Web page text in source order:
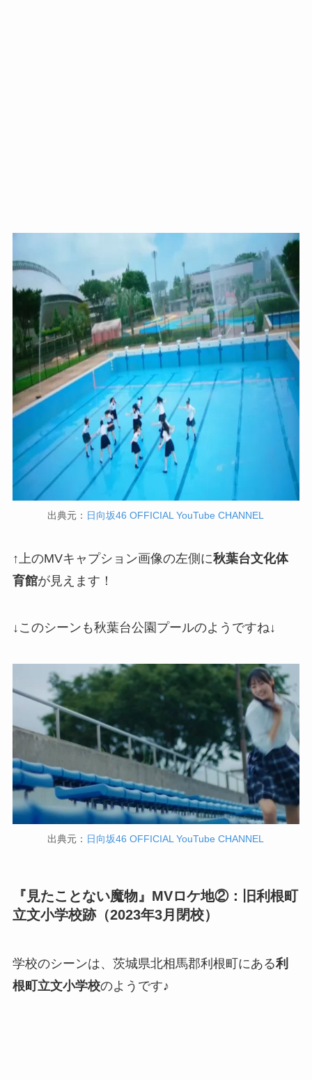
出典元： 日向坂46 OFFICIAL YouTube CHANNEL
↑上のMVキャプション画像の左側に秋葉台文化体
育館が見えます！
↓このシーンも秋葉台公園プールのようですね↓
出典元： 日向坂46 OFFICIAL YouTube CHANNEL
『見たことない魔物』MVロケ地②：旧利根町
立文小学校跡（2023年3月閉校）
学校のシーンは、茨城県北相馬郡利根町にある利
根町立文小学校のようです♪